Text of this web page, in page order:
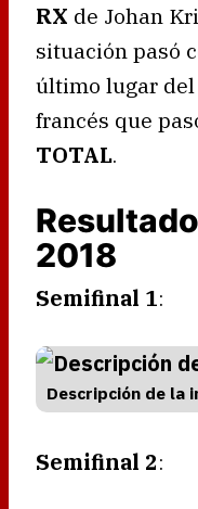
RX de Johan
situación pasó
último lugar del
francés que
TOTAL.
2018
Semifinal 1:
Descripción de la
Semifinal 2: